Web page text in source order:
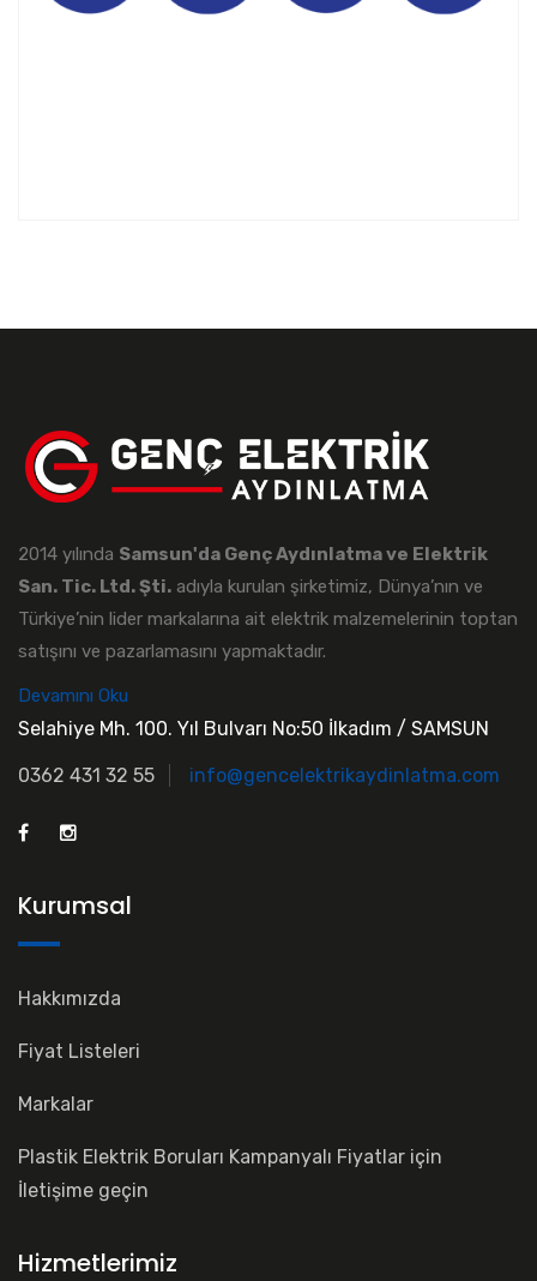
2014 yılında Samsun'da Genç Aydınlatma ve Elektrik
San. Tic. Ltd. Şti. adıyla kurulan şirketimiz, Dünya’nın ve
Türkiye’nin lider markalarına ait elektrik malzemelerinin toptan
satışını ve pazarlamasını yapmaktadır.
Devamını Oku
Selahiye Mh. 100. Yıl Bulvarı No:50 İlkadım / SAMSUN
0362 431 32 55 info@gencelektrikaydinlatma.com
Kurumsal
Hakkımızda
Fiyat Listeleri
Markalar
Plastik Elektrik Boruları Kampanyalı Fiyatlar için
İletişime geçin
Hizmetlerimiz